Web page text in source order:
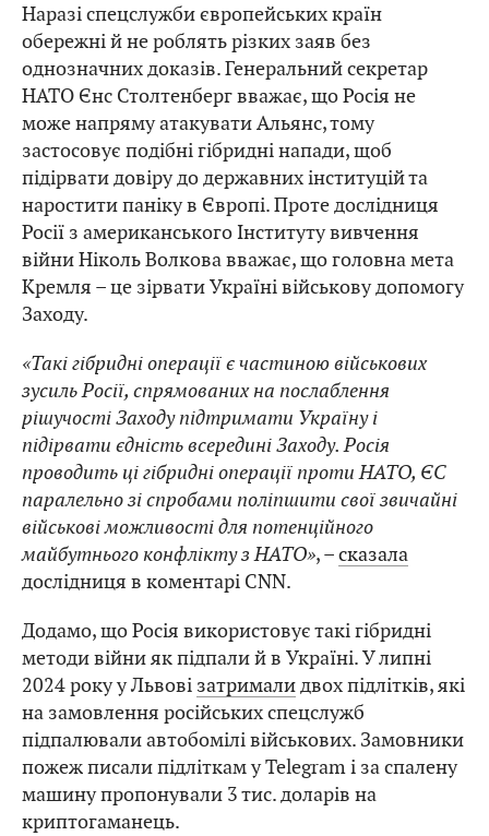
Наразі спецслужби європейських країн
обережні й не роблять різких заяв без
однозначних доказів. Генеральний секретар
НАТО Єнс Столтенберг вважає, що Росія не
може напряму атакувати Альянс, тому
застосовує подібні гібридні напади, щоб
підірвати довіру до державних інституцій та
наростити паніку в Європі. Проте дослідниця
Росії з американського Інституту вивчення
війни Ніколь Волкова вважає, що головна мета
Кремля – це зірвати Україні військову допомогу
Заходу.
«Такі гібридні операції є частиною військових
зусиль Росії, спрямованих на послаблення
рішучості Заходу підтримати Україну і
підірвати єдність всередині Заходу. Росія
проводить ці гібридні операції проти НАТО, ЄС
паралельно зі спробами поліпшити свої звичайні
військові можливості для потенційного
майбутнього конфлікту з НАТО», –сказала
дослідниця в коментарі CNN.
Додамо, що Росія використовує такі гібридні
методи війни як підпали й в Україні. У липні
2024 року у Львові затрималидвох підлітків, які
на замовлення російських спецслужб
підпалювали автобомілі військових. Замовники
пожеж писали підліткам у Telegram і за спалену
машину пропонували 3 тис. доларів на
криптогаманець.